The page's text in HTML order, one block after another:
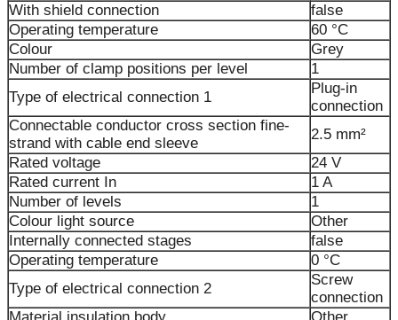
With shield connection
false
Operating temperature
60 °C
Colour
Grey
Number of clamp positions per level
1
Type of electrical connection 1
Plug-in
connection
Connectable conductor cross section fine-
strand with cable end sleeve
2.5 mm²
Rated voltage
24 V
Rated current In
1 A
Number of levels
1
Colour light source
Other
Internally connected stages
false
Operating temperature
0 °C
Type of electrical connection 2
Screw
connection